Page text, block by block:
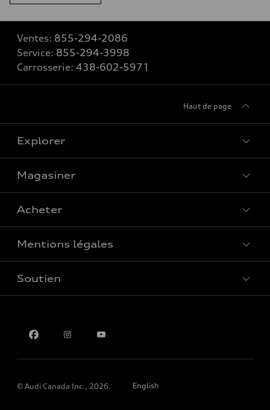
Ventes: 855-294-2086
Service: 855-294-3998
Carrosserie: 438-602-5971
Haut de page
Explorer
Magasiner
Acheter
Mentions légales
Soutien
© Audi Canada Inc., 2026. English